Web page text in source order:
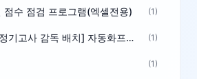
점수 점검 프로그램(엑셀전용) (1)
경기도교육청 - [정기고사 감독 배치] 자동화프로그램 보급 (1)
(1)